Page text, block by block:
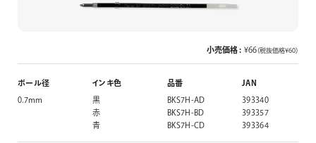
小売価格 : ¥66（税抜価格¥60）
ボール径 インキ色 品番 JAN
0.7mm 黒 BKS7H-AD
393340
赤
BKS7H-BD
393357
青
BKS7H-CD 393364